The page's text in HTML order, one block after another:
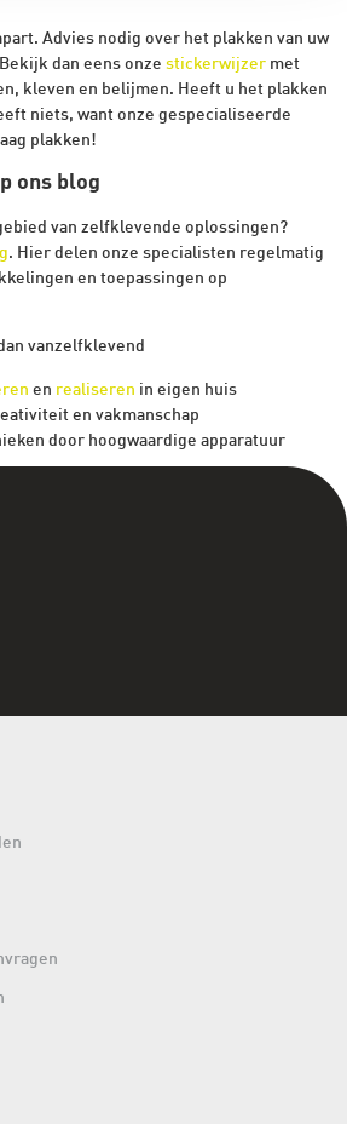
Advies nodig over het plakken van uw
dan eens onze stickerwijzer met
kleven en belijmen. Heeft u het plakken
niets, want onze gespecialiseerde
plakken!
ons blog
van zelfklevende oplossingen?
. Hier delen onze specialisten regelmatig
en toepassingen op
vanzelfklevend
en realiseren in eigen huis
en vakmanschap
door hoogwaardige apparatuur